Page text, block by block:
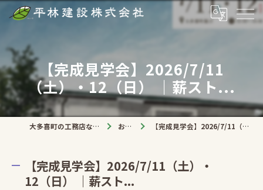
【完成見学会】2026/7/11
（土）・12（日） ｜薪スト...
大多喜町の工務店なら平林建設株式会社 お知らせ 【完成見学会】2026/7/11（土）・12（日） ｜薪スト...
【完成見学会】2026/7/11（土）・
12（日） ｜薪スト...